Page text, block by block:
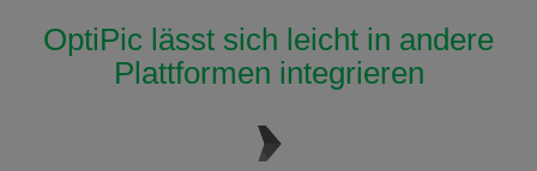
OptiPic lässt sich leicht in andere
Plattformen integrieren